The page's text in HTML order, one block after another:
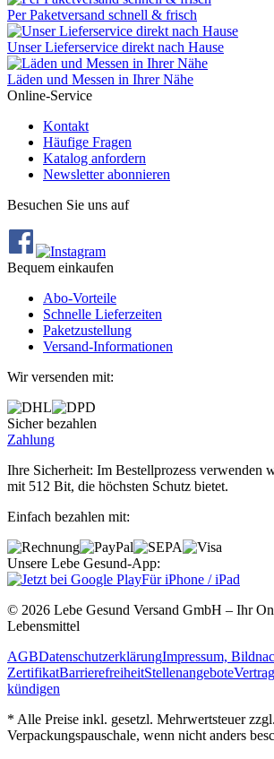
Per Paketversand schnell & frisch
Unser Lieferservice direkt nach Hause
Läden und Messen in Ihrer Nähe
Online-Service
Kontakt
Häufige Fragen
Katalog anfordern
Newsletter abonnieren
Besuchen Sie uns auf
Bequem einkaufen
Abo‐Vorteile
Schnelle Lieferzeiten
Paketzustellung
Versand‐Informationen
Wir versenden mit:
Sicher bezahlen
Zahlung
Ihre Sicherheit: Im Bestellprozess verwenden
mit 512 Bit, die höchsten Schutz bietet.
Einfach bezahlen mit:
Unsere Lebe Gesund-App:
Für iPhone / iPad
© 2026 Lebe Gesund Versand GmbH – Ihr
Lebensmittel
AGBDatenschutzerklärungImpressum,
ZertifikatBarrierefreiheitStellenangebote
kündigen
* Alle Preise inkl. gesetzl. Mehrwertsteuer zzgl.
Verpackungspauschale, wenn nicht anders